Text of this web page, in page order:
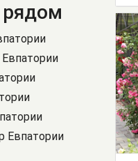
Евпатории